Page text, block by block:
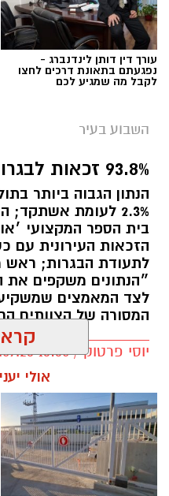
עורך דין דותן לינדנברג -
נפגעתם בתאונת דרכים לחצו
לקבל מה שמגיע לכם
השבוע בעיר
93.8% זכאות לבגרות באשקלון
הנתון הגבוה ביותר
2.3% לעומת
בית הספר המקצועי
הזכאות העירונית עם
לתעודת הבגרות; ראש
״הנתונים משקפים את
לצד המאמצים שמשקיע
המסורה של הצוותים
יוסי פרטוק / 13:35 11.09.23
תגים:עלו בבגרויות
אולי